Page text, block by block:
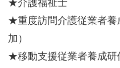
★介護福祉士
★重度訪問介護従業者養
加）
★移動支援従業者養成研